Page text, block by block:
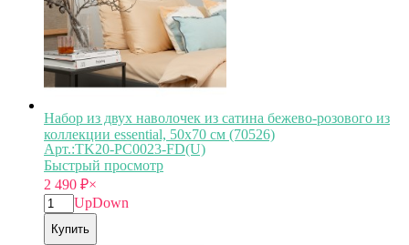
Набор из двух наволочек из сатина бежево-розового из
коллекции essential, 50х70 см (70526)
Арт.:TK20-PC0023-FD(U)
Быстрый просмотр
2 490 ₽×
UpDown
Купить